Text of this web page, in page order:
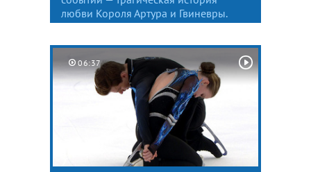
любви Короля Артура и Гвиневры.
06:37